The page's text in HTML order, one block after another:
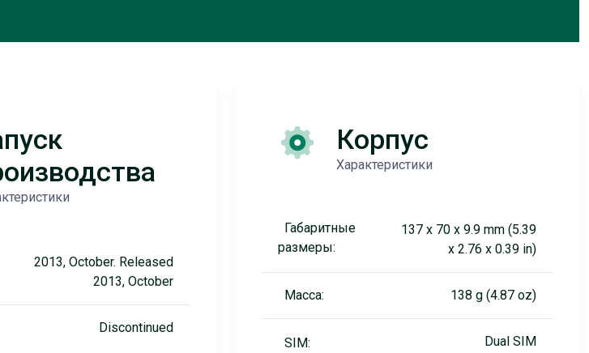
2013, October. Released
2013, October
Discontinued
Корпус
Характеристики
Габаритные
размеры:
137 x 70 x 9.9 mm (5.39
x 2.76 x 0.39 in)
Масса: 138 g (4.87 oz)
SIM: Dual SIM